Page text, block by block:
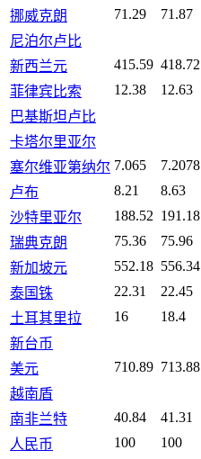
挪威克朗
71.29 71.87
尼泊尔卢比
新西兰元
415.59 418.72
菲律宾比索
12.38 12.63
巴基斯坦卢比
卡塔尔里亚尔
塞尔维亚第纳尔 7.065 7.2078
卢布
8.21 8.63
沙特里亚尔
188.52 191.18
瑞典克朗
75.36 75.96
新加坡元
552.18 556.34
泰国铢
22.31 22.45
土耳其里拉
16 18.4
新台币
美元
710.89 713.88
越南盾
南非兰特
40.84 41.31
人民币
100 100